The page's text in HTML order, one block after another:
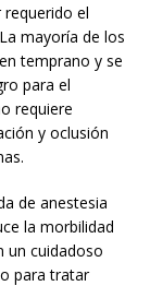
el
mayoría de los
temprano y se
para el
requiere
y oclusión
de anestesia
la morbilidad
un cuidadoso
para tratar